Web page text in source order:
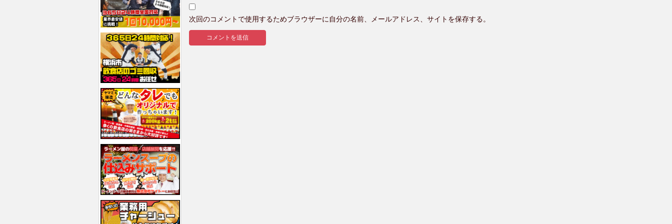
次回のコメントで使用するためブラウザーに自分の名前、メールアドレス、サイトを保存する。